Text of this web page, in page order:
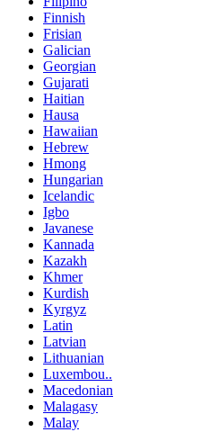
Finnish
Frisian
Galician
Georgian
Gujarati
Haitian
Hausa
Hawaiian
Hebrew
Hmong
Hungarian
Icelandic
Igbo
Javanese
Kannada
Kazakh
Khmer
Kurdish
Kyrgyz
Latin
Latvian
Lithuanian
Luxembou..
Macedonian
Malagasy
Malay